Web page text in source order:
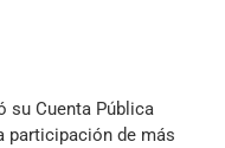
su Cuenta Pública
participación de más